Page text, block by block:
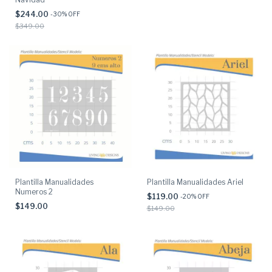
$244.00 -30% OFF
$349.00
Plantilla Manualidades
Numeros 2
$149.00
Plantilla Manualidades Ariel
$119.00 -20% OFF
$149.00